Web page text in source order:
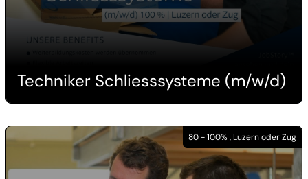
Techniker Schliesssysteme (m/w/d)
80 - 100% , Luzern oder Zug